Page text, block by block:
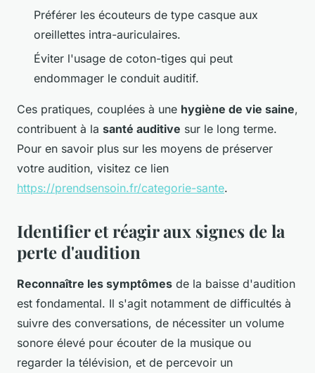
Préférer les écouteurs de type casque aux
oreillettes intra-auriculaires.
Éviter l'usage de coton-tiges qui peut
endommager le conduit auditif.
Ces pratiques, couplées à une hygiène de vie saine,
contribuent à la santé auditive sur le long terme.
Pour en savoir plus sur les moyens de préserver
votre audition, visitez ce lien
https://prendsensoin.fr/categorie-sante.
Identifier et réagir aux signes de la
perte d'audition
Reconnaître les symptômes de la baisse d'audition
est fondamental. Il s'agit notamment de difficultés à
suivre des conversations, de nécessiter un volume
sonore élevé pour écouter de la musique ou
regarder la télévision, et de percevoir un